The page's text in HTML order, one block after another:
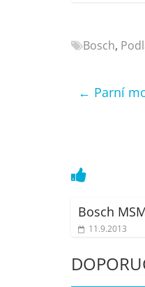
Nejlepší
Elektro
notebooky,
telefony,
kávovary,
Bosch,
← Parní
Bosch
11.9.2013